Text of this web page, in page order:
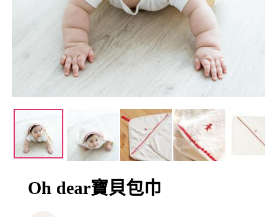
Oh dear寶貝包巾